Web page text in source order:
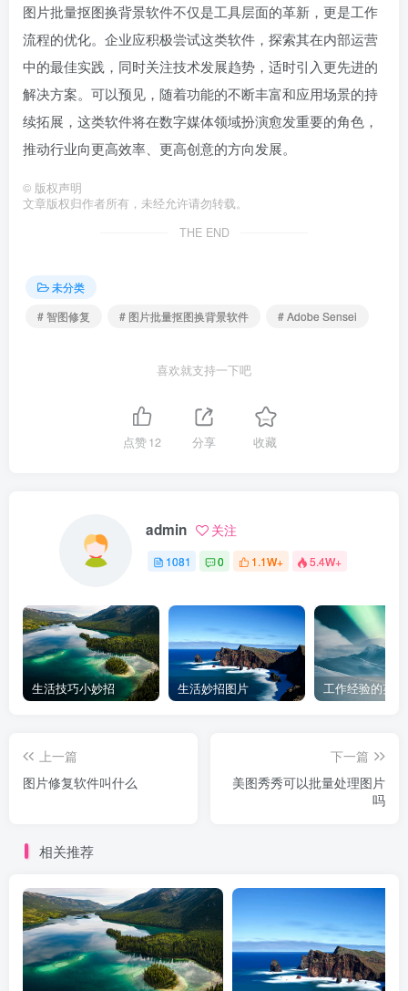
图片批量抠图换背景软件不仅是工具层面的革新，更是工作
流程的优化。企业应积极尝试这类软件，探索其在内部运营
中的最佳实践，同时关注技术发展趋势，适时引入更先进的
解决方案。可以预见，随着功能的不断丰富和应用场景的持
续拓展，这类软件将在数字媒体领域扮演愈发重要的角色，
推动行业向更高效率、更高创意的方向发展。
© 版权声明
文章版权归作者所有，未经允许请勿转载。
THE END
未分类
# 智图修复
# 图片批量抠图换背景软件 # Adobe Sensei
喜欢就支持一下吧
点赞12 分享 收藏
admin 关注
1081 0 1.1W+ 5.4W+
生活技巧小妙招 生活妙招图片 工作经验的英
上一篇
图片修复软件叫什么
下一篇
美图秀秀可以批量处理图片
吗
相关推荐